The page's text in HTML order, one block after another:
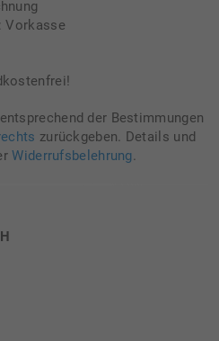
Vorkasse
der Bestimmungen
zurückgeben. Details und
Widerrufsbelehrung.